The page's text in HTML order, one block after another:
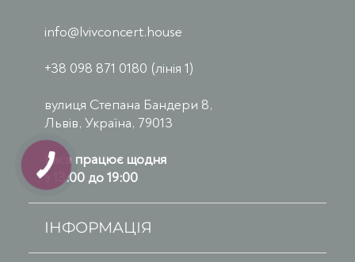
info@lvivconcert.house
+38 098 871 0180 (лінія 1)
вулиця Степана Бандери 8,
Львів, Україна, 79013
Каса працює щодня
з 13:00 до 19:00
ІНФОРМАЦІЯ